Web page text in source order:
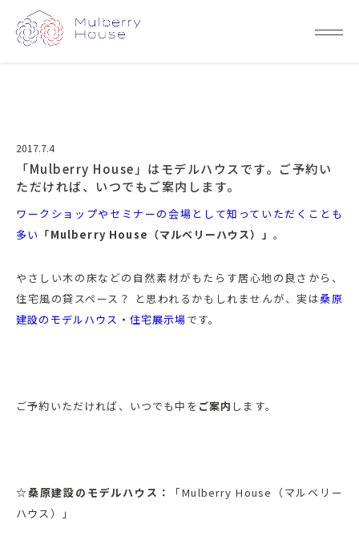
2017.7.4
「Mulberry House」はモデルハウスです。ご予約い
ただければ、いつでもご案内します。
ワークショップやセミナーの会場として知っていただくことも
多い 「Mulberry House（マルベリーハウス）」 。
やさしい木の床などの自然素材がもたらす居心地の良さから、
住宅風の貸スペース？ と思われるかもしれませんが、実は桑原
建設のモデルハウス・住宅展示場です。
ご予約いただければ、いつでも中を ご案内 します。
☆桑原建設のモデルハウス：
「Mulberry House（マルベリー
ハウス）」